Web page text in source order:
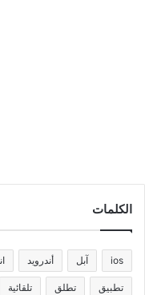
الكلمات
ios آبل أندرويد
تطبيق تطلق تلقائية